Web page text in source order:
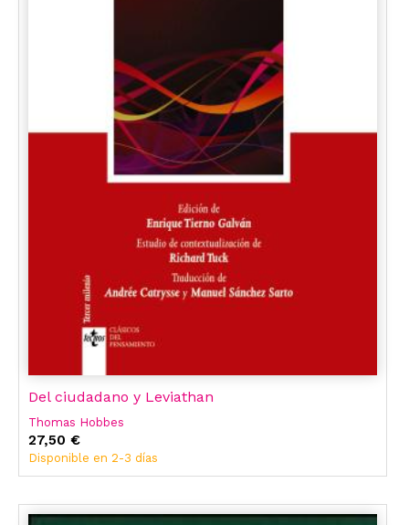
Del ciudadano y Leviathan
Thomas Hobbes
27,50 €
Disponible en 2-3 días